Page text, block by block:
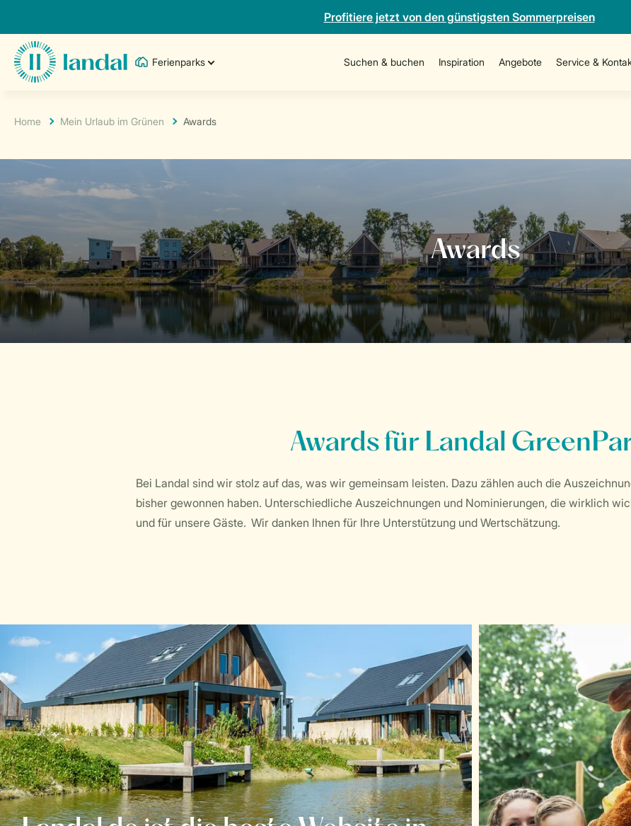
Profitiere jetzt von den günstigsten Sommerpreisen
Ferienparks Suchen & buchen Inspiration Angebote Service &
Home Mein Urlaub im Grünen Awards
Awards für Landal
Bei Landal sind wir stolz auf das, was wir gemeinsam leisten. Dazu zählen auch die
bisher gewonnen haben. Unterschiedliche Auszeichnungen und Nominierungen, die wirklich
und für unsere Gäste. Wir danken Ihnen für Ihre Unterstützung und Wertschätzung.